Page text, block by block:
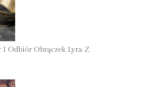
Odbiór Obrączek Lyra Z